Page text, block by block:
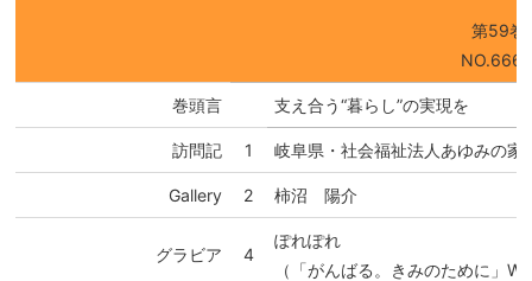
第59巻
巻頭言 支え合う“暮らし”の実現を
訪問記 1 岐阜県・社会福祉法人あゆみの家
Gallery 2 柿沼 陽介
グラビア 4
ぽれぽれ
（「がんばる。きみのために」